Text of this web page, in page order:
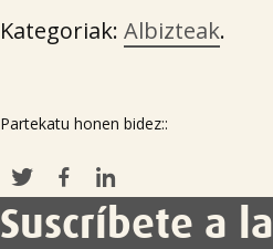

Kategoriak: Albizteak.
Partekatu honen bidez::
Suscríbete a